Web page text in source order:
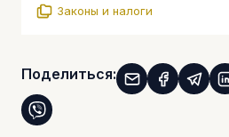
Законы и налоги
Поделиться: